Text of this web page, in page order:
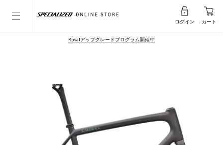
ログイン カート
Rovalアップグレードプログラム開催中